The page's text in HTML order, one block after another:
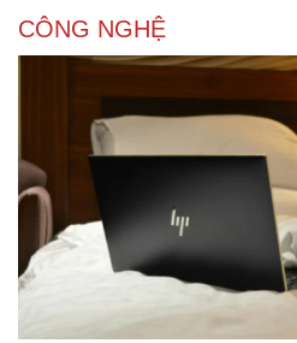
CÔNG NGHỆ